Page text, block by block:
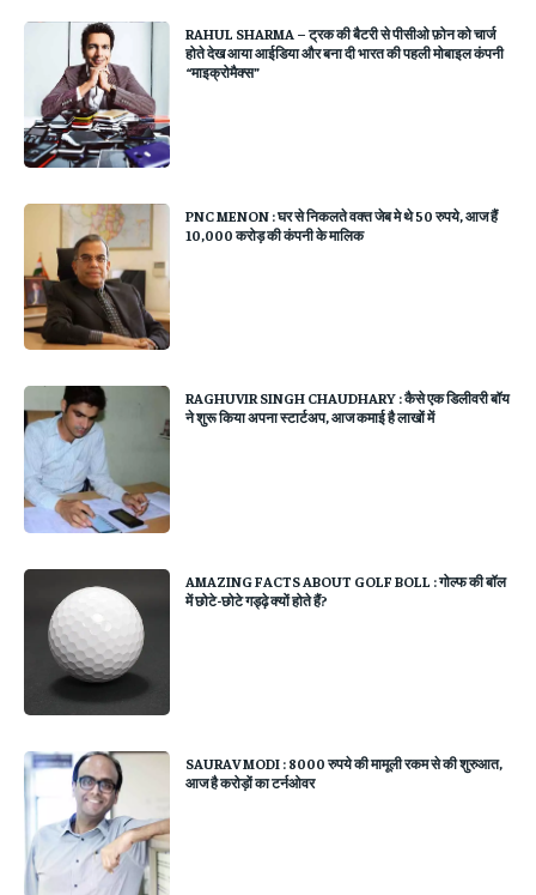
RAHUL SHARMA – ट्रक की बैटरी से पीसीओ फ़ोन को चार्ज
होते देख आया आईडिया और बना दी भारत की पहली मोबाइल कंपनी
“माइक्रोमैक्स”
PNC MENON : घर से निकलते वक्त जेब मे थे 50 रुपये, आज हैं
10,000 करोड़ की कंपनी के मालिक
RAGHUVIR SINGH CHAUDHARY : कैसे एक डिलीवरी बॉय
ने शुरू किया अपना स्टार्टअप, आज कमाई है लाखों में
AMAZING FACTS ABOUT GOLF BOLL : गोल्फ की बॉल
में छोटे-छोटे गड्ढ़े क्यों होते हैं?
SAURAV MODI : 8000 रुपये की मामूली रकम से की शुरुआत,
आज है करोड़ों का टर्नओवर